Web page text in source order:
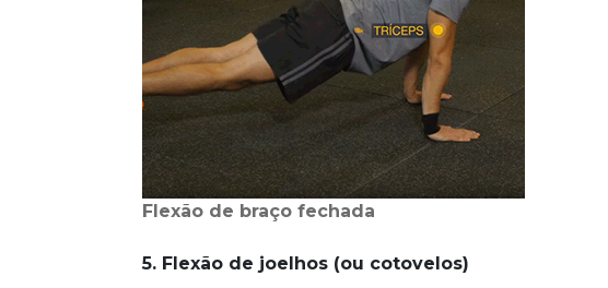
Flexão de braço fechada
5. Flexão de joelhos (ou cotovelos)